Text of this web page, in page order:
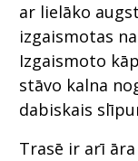
ar lielāko
izgaismotas
Izgaismoto
stāvo kalna
dabiskais
Trasē ir arī